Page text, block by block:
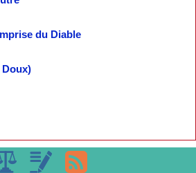
du Diable
Doux)